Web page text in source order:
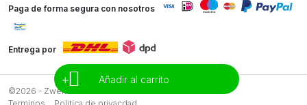
+ Añadir al carrito
Paga de forma segura con nosotros
Entrega por
©2026 - Zwemreus